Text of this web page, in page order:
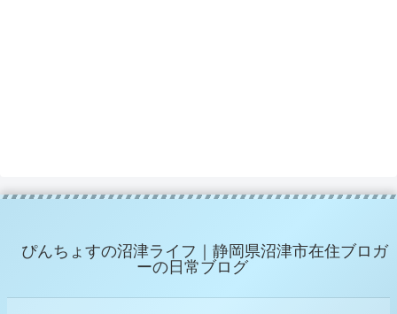
ぴんちょすの沼津ライフ｜静岡県沼津市在住ブロガ
ーの日常ブログ